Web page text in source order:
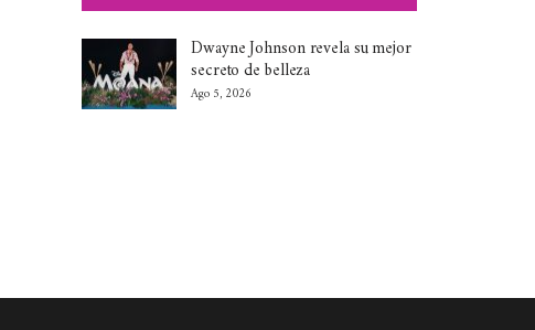
Dwayne Johnson revela su mejor
secreto de belleza
Ago 5, 2026